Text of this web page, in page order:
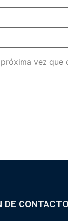
vez que
DE CONTACTO